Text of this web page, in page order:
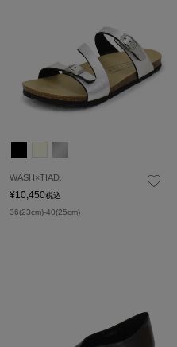
WASH×TIAD.
¥10,450税込
36(23cm)-40(25cm)